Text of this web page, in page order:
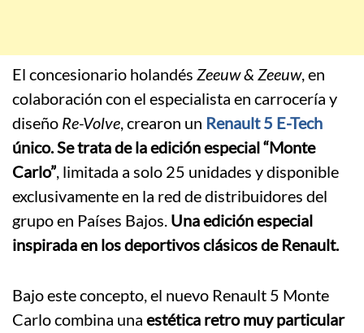
El concesionario holandés Zeeuw & Zeeuw, en
colaboración con el especialista en carrocería y
diseño Re-Volve, crearon un Renault 5 E-Tech
único. Se trata de la edición especial “Monte
Carlo”, limitada a solo 25 unidades y disponible
exclusivamente en la red de distribuidores del
grupo en Países Bajos. Una edición especial
inspirada en los deportivos clásicos de Renault.
Bajo este concepto, el nuevo Renault 5 Monte
Carlo combina una estética retro muy particular